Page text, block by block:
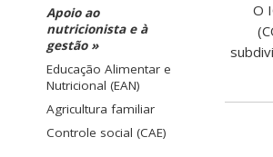
Apoio ao
nutricionista e à
gestão »
Educação Alimentar e
Nutricional (EAN)
Agricultura familiar
Controle social (CAE)
O